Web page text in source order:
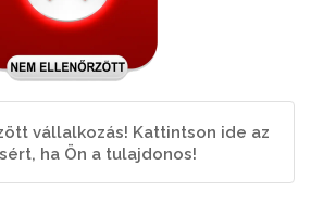
vállalkozás! Kattintson ide az
ha Ön a tulajdonos!